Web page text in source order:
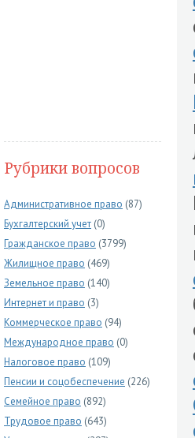
Рубрики вопросов
Административное право (87)
Бухгалтерский учет (0)
Гражданское право (3799)
Жилищное право (469)
Земельное право (140)
Интернет и право (3)
Коммерческое право (94)
Международное право (0)
Налоговое право (109)
Пенсии и соцобеспечение (226)
Семейное право (892)
Трудовое право (643)